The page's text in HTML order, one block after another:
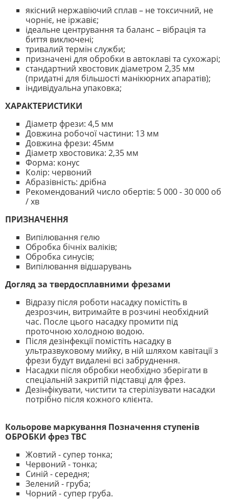
якісний нержавіючий сплав – не токсичний, не
чорніє, не іржавіє;
ідеальне центрування та баланс – вібрація та
биття виключені;
тривалий термін служби;
призначені для обробки в автоклаві та сухожарі;
стандартний хвостовик діаметром 2,35 мм
(придатні для більшості манікюрних апаратів);
індивідуальна упаковка;
ХАРАКТЕРИСТИКИ
Діаметр фрези: 4,5 мм
Довжина робочої частини: 13 мм
Довжина фрези: 45мм
Діаметр хвостовика: 2,35 мм
Форма: конус
Колір: червоний
Абразівність: дрібна
Рекомендований число обертів: 5 000 - 30 000 об
/ хв
ПРИЗНАЧЕННЯ
Випілювання гелю
Обробка бічніх валіків;
Обробка синусів;
Випілювання відшарувань
Догляд за твердосплавними фрезами
Відразу після роботи насадку помістіть в
дезрозчин, витримайте в розчині необхідний
час. После цього насадку промити під
проточною холодною водою.
Після дезінфекції помістіть насадку в
ультразвуковому мийку, в ній шляхом кавітації з
фрези будут видалені всі забруднення.
Насадки після обробки необхідно зберігати в
спеціальній закритій підставці для фрез.
Дезінфікувати, чистити та стерілізувати насадки
потрібно після кожного клієнта.
Кольорове маркування Позначення ступенів
ОБРОБКИ фрез ТВС
Жовтий - супер тонка;
Червоний - тонка;
Синій - середня;
Зелений - груба;
Чорний - супер груба.